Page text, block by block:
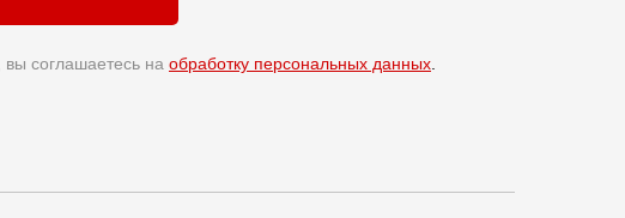
соглашаетесь на обработку персональных данных